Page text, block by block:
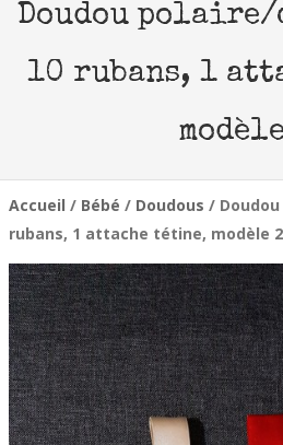
Doudou
10 rubans, 1
Accueil / Bébé / Doudous /
rubans, 1 attache tétine, modèle 2